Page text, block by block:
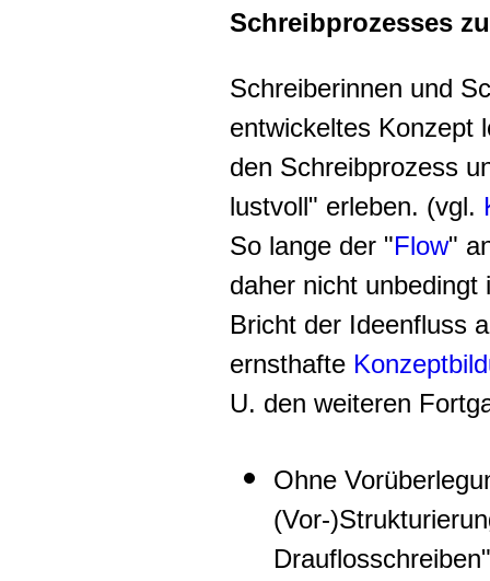
Schreibprozesses
Schreiberinnen und
entwickeltes Konzept
den Schreibprozess
lustvoll" erleben. (vgl.
So lange der "Flow"
daher nicht
Bricht der Ideenfluss
ernsthafte
U. den weiteren
Ohne
(Vor-